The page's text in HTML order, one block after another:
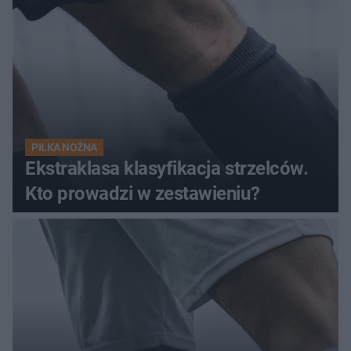
PIŁKA NOŻNA
Ekstraklasa klasyfikacja strzelców.
Kto prowadzi w zestawieniu?